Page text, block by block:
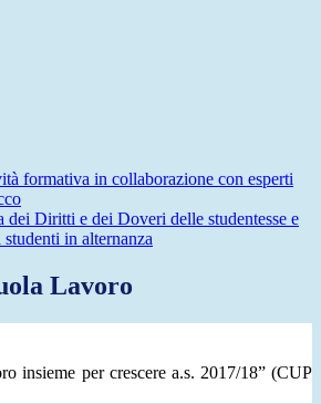
formativa in collaborazione con esperti
dei Diritti e dei Doveri delle studentesse e
studenti in alternanza
Lavoro
insieme per crescere a.s. 2017/18” (CUP